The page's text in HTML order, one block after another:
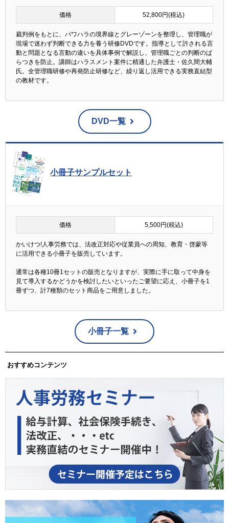
価格 52,800円(税込)
裁判例をもとに、パワハラの境界線とグレーゾーンを整理し、管理職が
現場で迷わず判断できる力を養う研修DVDです。指導として許される言
動と問題となる言動の違いを具体事例で解説し、管理職ごとの判断のば
らつきを防止。講師はハラスメント案件に精通した弁護士・佐久間大輔
氏。全管理職研修や再発防止研修など、繰り返し活用できる実務直結型
の教材です。
DVD一覧
小冊子サンプルセット
価格 5,500円(税込)
かいけつ!人事労務では、法改正対応や従業員への周知、教育・啓蒙等
に活用できる小冊子を販売しています。
通常は各種10冊1セットの販売となりますが、実際に手に取って中身を
見て導入するかどうかを検討したいといったご要望に応え、小冊子を1
冊ずつ、計7種類のセット商品をご用意しました。
小冊子一覧
おすすめコンテンツ